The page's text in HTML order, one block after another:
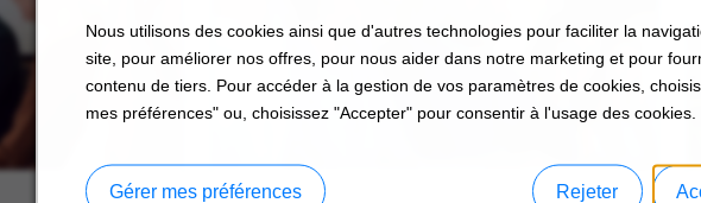
Nous utilisons des cookies ainsi que d'autres technologies pour faciliter la
site, pour améliorer nos offres, pour nous aider dans notre marketing et pour
contenu de tiers. Pour accéder à la gestion de vos paramètres de cookies,
mes préférences" ou, choisissez "Accepter" pour consentir à l'usage des cookies.
Rejeter
Gérer mes préférences